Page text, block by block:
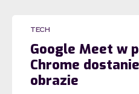
TECH
Google Meet w
Chrome
obrazie